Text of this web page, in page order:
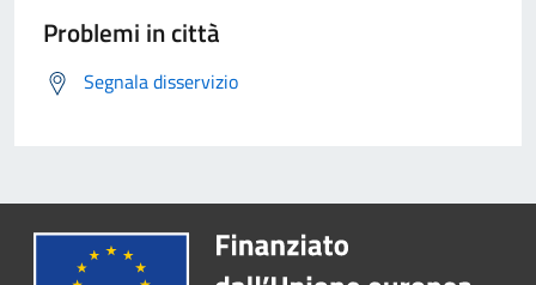
Problemi in città
Segnala disservizio